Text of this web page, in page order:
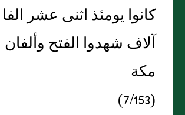
كانوا يومئذ اثنى عشر
آلاف شهدوا الفتح
مكة
(7/153)